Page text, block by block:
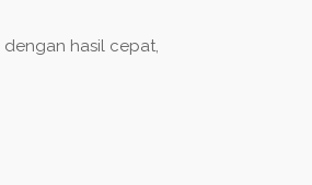
hasil cepat,